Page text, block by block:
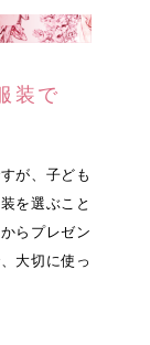
装で
が、子ども
を選ぶこと
らプレゼン
大切に使っ